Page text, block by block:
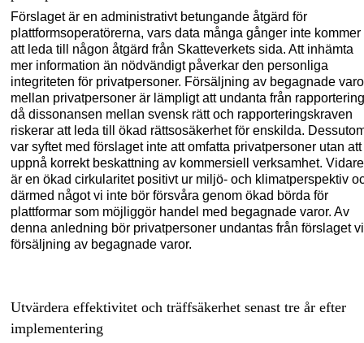
Förslaget är en administrativt betungande åtgärd för
plattformsoperatörerna, vars data många gånger inte kommer
att leda till någon åtgärd från Skatteverkets sida. Att inhämta
mer information än nödvändigt påverkar den personliga
integriteten för privatpersoner. Försäljning av begagnade
mellan privatpersoner är lämpligt att undanta från rapportering
då dissonansen mellan svensk rätt och rapporteringskraven
riskerar att leda till ökad rättsosäkerhet för enskilda.
var syftet med förslaget inte att omfatta privatpersoner utan att
uppnå korrekt beskattning av kommersiell verksamhet. Vidare
är en ökad cirkularitet positivt ur miljö- och klimatperspektiv
därmed någotvi inte bör försvåra genom ökad börda för
plattformar som möjliggör handel med begagnade varor. Av
denna anledning bör privatpersoner undantas från förslaget
försäljning av begagnade varor.
Utvärdera effektivitet och träffsäkerhet senast tre år efter
implementering